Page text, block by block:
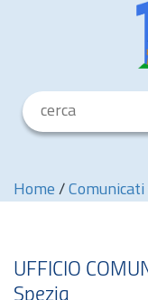
Home /
UFFICIO
Spezia